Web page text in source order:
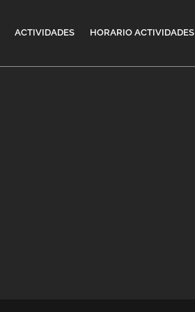
ACTIVIDADES HORARIO ACTIVIDADES